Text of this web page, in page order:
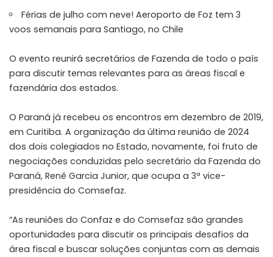
Férias de julho com neve! Aeroporto de Foz tem 3
voos semanais para Santiago, no Chile
O evento reunirá secretários de Fazenda de todo o país
para discutir temas relevantes para as áreas fiscal e
fazendária dos estados.
O Paraná já recebeu os encontros em dezembro de 2019,
em Curitiba. A organização da última reunião de 2024
dos dois colegiados no Estado, novamente, foi fruto de
negociações conduzidas pelo secretário da Fazenda do
Paraná, Renê Garcia Junior, que ocupa a 3ª vice-
presidência do Comsefaz.
“As reuniões do Confaz e do Comsefaz são grandes
oportunidades para discutir os principais desafios da
área fiscal e buscar soluções conjuntas com as demais